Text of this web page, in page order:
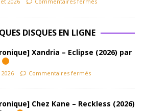
DISQUES EN LIGNE
Xandria – Eclipse (2026) par
Commentaires fermés
Chez Kane – Reckless (2026)